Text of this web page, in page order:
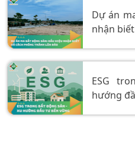
Dự án
nhận
ESG
hướng